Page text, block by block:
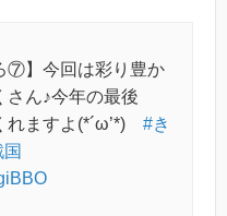
⑦】今回は彩り豊か
さん♪今年の最後
れますよ(*´ω’*) #き